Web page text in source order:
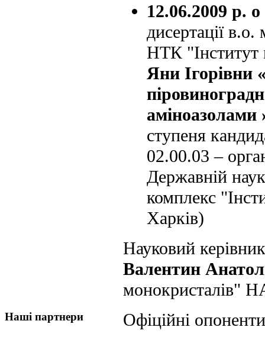
Наші партнери
12.06.2009 р.
дисертації
НТК
Яни Ігорівни
аміноазолами
ступеня
02.00.03 –
Державній
комплекс
Харків)
Науковий
Валентин
монокристалів"
Офіційні